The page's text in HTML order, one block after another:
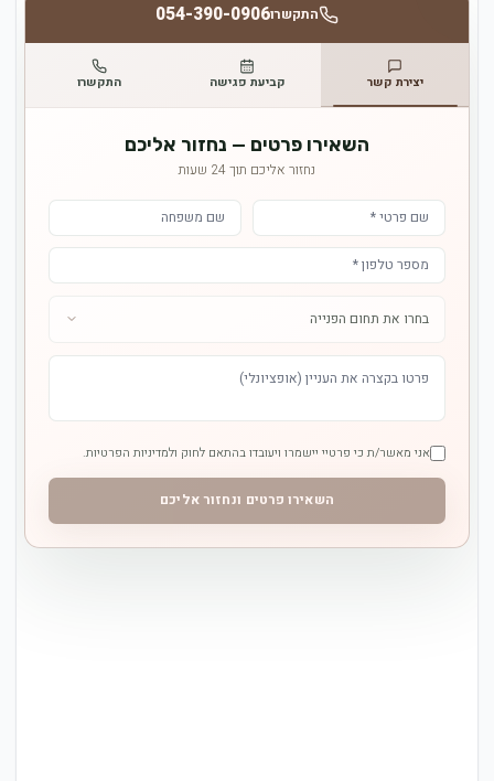
התקשרו054-390-0906
יצירת קשר קביעת פגישה התקשרו
השאירו פרטים — נחזור אליכם
נחזור אליכם תוך 24 שעות
אני מאשר/ת כי פרטיי יישמרו ויעובדו בהתאם לחוק ולמדיניות הפרטיות.
השאירו פרטים ונחזור אליכם